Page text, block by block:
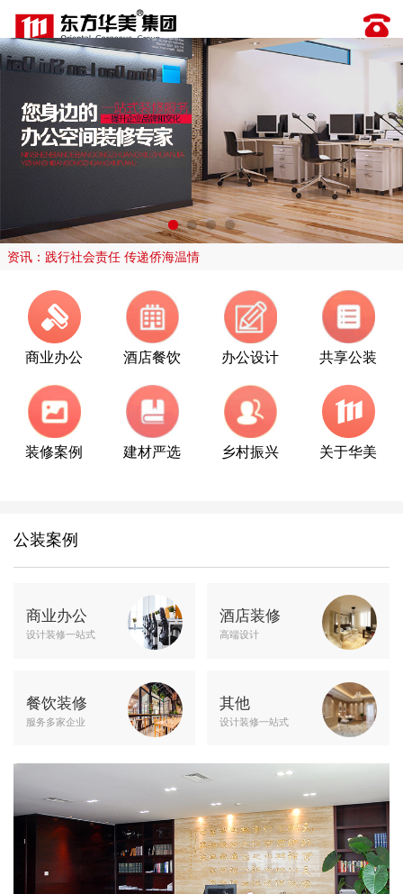
资讯：践行社会责任 传递侨海温情
商业办公 酒店餐饮 办公设计 共享公装
装修案例 建材严选 乡村振兴 关于华美
公装案例
商业办公
设计装修一站式
酒店装修
高端设计
餐饮装修
服务多家企业
其他
设计装修一站式